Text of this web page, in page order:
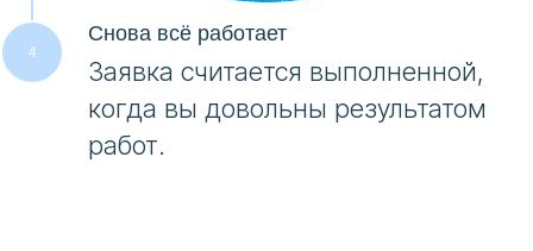
Снова всё работает
Заявка считается выполненной,
когда вы довольны результатом
работ.